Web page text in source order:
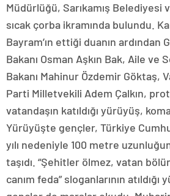
Müdürlüğü, Sarıkamış Belediyesi
sıcak çorba ikramında bulundu.
Bayram’ın ettiği duanın ardından
Bakanı Osman Aşkın Bak, Aile ve
Bakanı Mahinur Özdemir Göktaş,
Parti Milletvekili Adem Çalkın,
vatandaşın katıldığı yürüyüş,
Yürüyüşte gençler, Türkiye
yılı nedeniyle 100 metre
taşıdı. “Şehitler ölmez, vatan
canım feda” sloganlarının atıldığı